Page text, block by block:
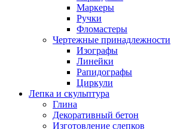
Маркеры
Ручки
Фломастеры
Чертежные принадлежности
Изографы
Линейки
Рапидографы
Циркули
Лепка и скульптура
Глина
Декоративный бетон
Изготовление слепков